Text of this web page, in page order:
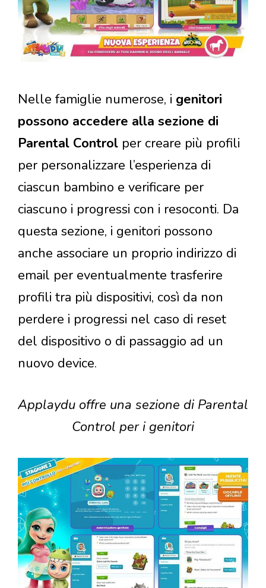
Nelle famiglie numerose, i genitori
possono accedere alla sezione di
Parental Control per creare più profili
per personalizzare l’esperienza di
ciascun bambino e verificare per
ciascuno i progressi con i resoconti. Da
questa sezione, i genitori possono
anche associare un proprio indirizzo di
email per eventualmente trasferire
profili tra più dispositivi, così da non
perdere i progressi nel caso di reset
del dispositivo o di passaggio ad un
nuovo device.
Applaydu offre una sezione di Parental
Control per i genitori